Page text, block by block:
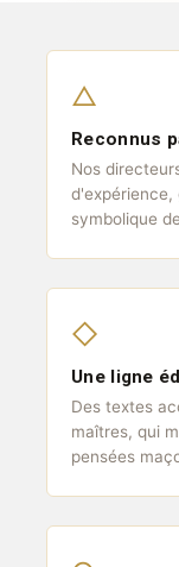
△
Reconnus
Nos
d'expérience,
symbolique
◇
Une ligne
Des textes
maîtres, qui
pensées